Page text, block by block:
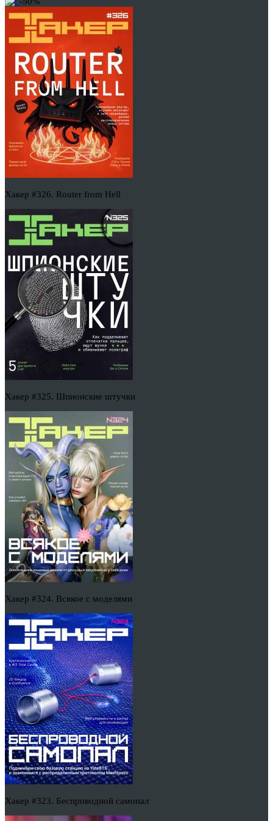
Хакер #326. Router from Hell
Хакер #325. Шпионские штучки
Хакер #324. Всякое с моделями
Хакер #323. Беспроводной самопал